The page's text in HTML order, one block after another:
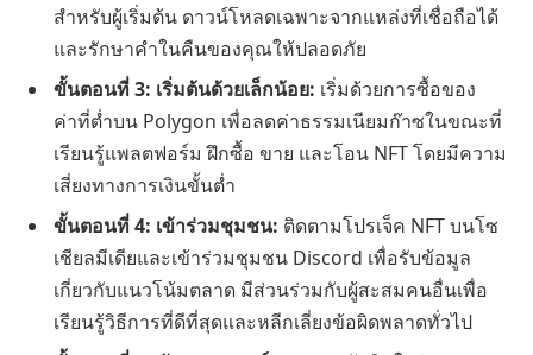
สำหรับผู้เริ่มต้น ดาวน์โหลดเฉพาะจากแหล่งที่เชื่อถือได้
และรักษาคำในคืนของคุณให้ปลอดภัย
ขั้นตอนที่ 3: เริ่มต้นด้วยเล็กน้อย: เริ่มด้วยการซื้อของ
ค่าที่ต่ำบน Polygon เพื่อลดค่าธรรมเนียมก๊าซในขณะที่
เรียนรู้แพลตฟอร์ม ฝึกซื้อ ขาย และโอน NFT โดยมีความ
เสี่ยงทางการเงินขั้นต่ำ
ขั้นตอนที่ 4: เข้าร่วมชุมชน: ติดตามโปรเจ็ค NFT บนโซ
เชียลมีเดียและเข้าร่วมชุมชน Discord เพื่อรับข้อมูล
เกี่ยวกับแนวโน้มตลาด มีส่วนร่วมกับผู้สะสมคนอื่นเพื่อ
เรียนรู้วิธีการที่ดีที่สุดและหลีกเลี่ยงข้อผิดพลาดทั่วไป